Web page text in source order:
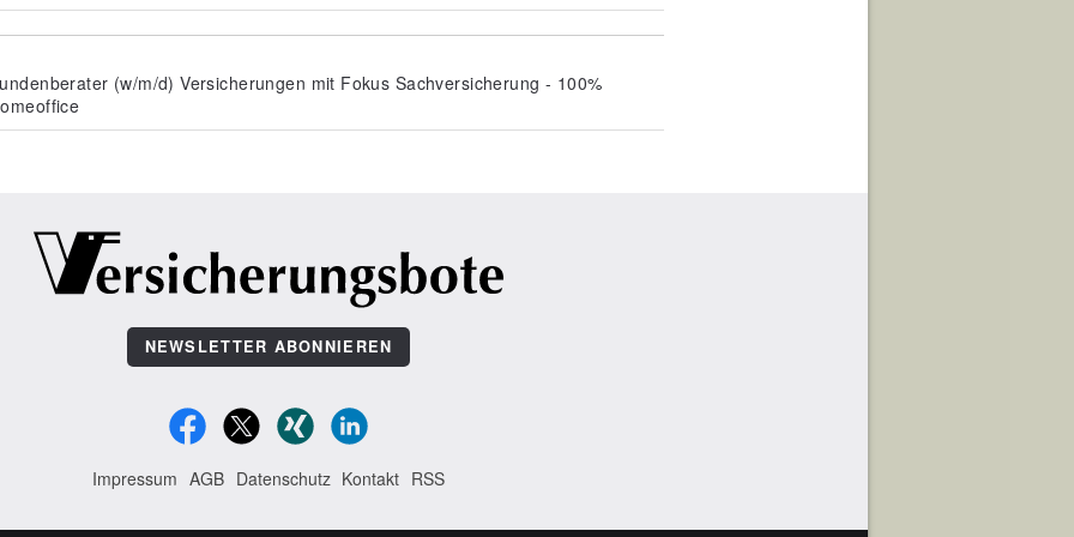
(w/m/d) Versicherungen mit Fokus Sachversicherung - 100%
NEWSLETTER ABONNIEREN
Impressum AGB Datenschutz Kontakt RSS